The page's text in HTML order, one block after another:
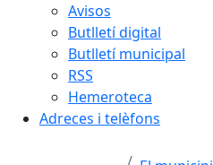
Avisos
Butlletí digital
Butlletí municipal
RSS
Hemeroteca
Adreces i telèfons